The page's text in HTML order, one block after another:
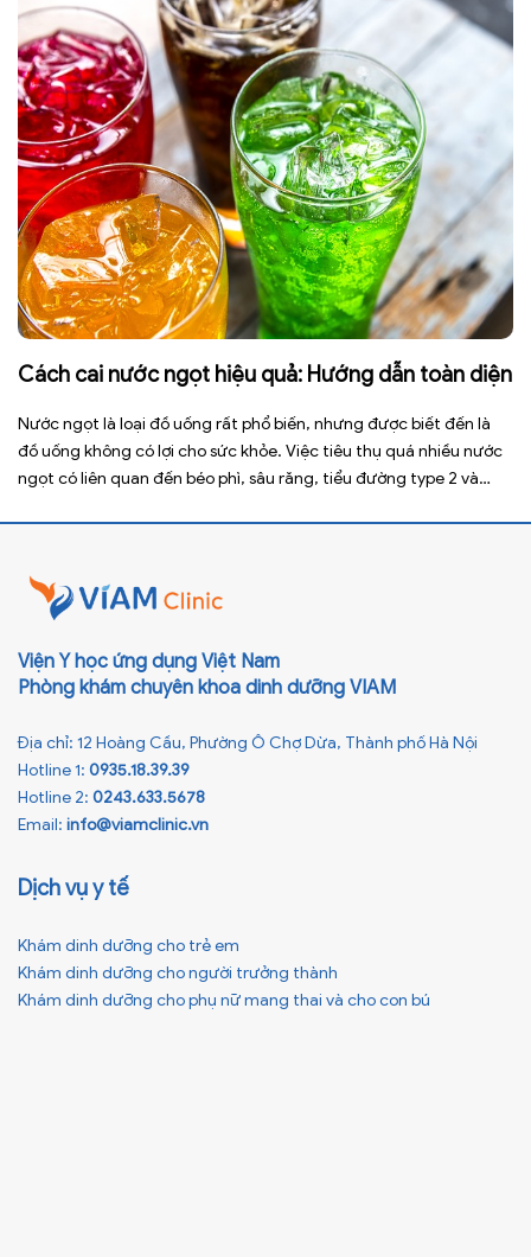
Cách cai nước ngọt hiệu quả: Hướng dẫn toàn diện
Nước ngọt là loại đồ uống rất phổ biến, nhưng được biết đến là
đồ uống không có lợi cho sức khỏe. Việc tiêu thụ quá nhiều nước
ngọt có liên quan đến béo phì, sâu răng, tiểu đường type 2 và
Viện Y học ứng dụng Việt Nam
Phòng khám chuyên khoa dinh dưỡng VIAM
Địa chỉ: 12 Hoàng Cầu, Phường Ô Chợ Dừa, Thành phố Hà Nội
Hotline 1: 0935.18.39.39
Hotline 2: 0243.633.5678
Email: info@viamclinic.vn
Dịch vụ y tế
Khám dinh dưỡng cho trẻ em
Khám dinh dưỡng cho người trưởng thành
Khám dinh dưỡng cho phụ nữ mang thai và cho con bú